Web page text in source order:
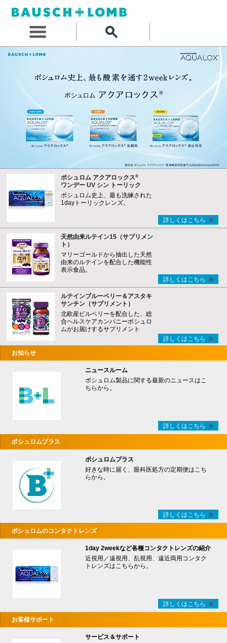
ボシュロム アクアロックス®
ワンデー UV シン トーリック
ボシュロム史上、最も洗練された
1dayトーリックレンズ。
詳しくはこちら
天然由来ルテイン15（サプリメン
ト）
マリーゴールドから抽出した天然
由来のルテインを配合した機能性
表示食品。
詳しくはこちら
ルテインブルーベリー＆アスタキ
サンチン（サプリメント）
北欧産ビルベリーを配合した、総
合ヘルスケアカンパニーボシュロ
ムがお届けするサプリメント
詳しくはこちら
お知らせ
ニュースルーム
ボシュロム製品に関する最新のニュースはこ
ちらから。
詳しくはこちら
ボシュロムプラス
ボシュロムプラス
好きな時に届く、眼科医処方の定期便はこち
らから。
詳しくはこちら
ボシュロムのコンタクトレンズ
1day 2weekなど各種コンタクトレンズの紹介
近視用／遠視用、乱視用、遠近両用コンタク
トレンズはこちらから。
詳しくはこちら
お客様サポート
サービス＆サポート